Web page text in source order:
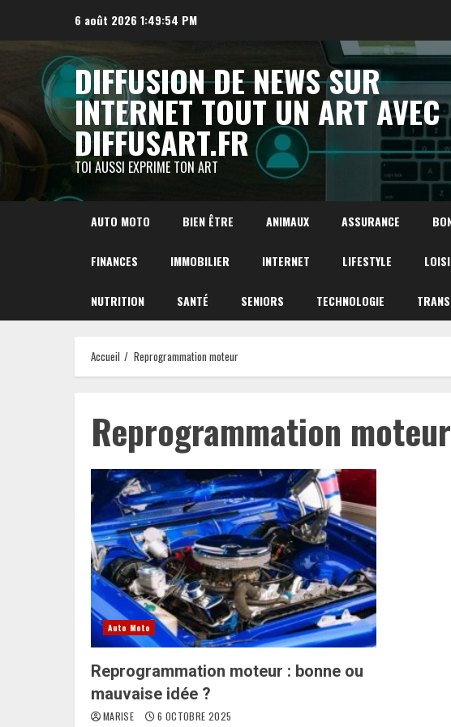
contenu
6 août 2026 1:49:55 PM
DIFFUSION DE NEWS SUR
INTERNET TOUT UN ART AVEC
DIFFUSART.FR
TOI AUSSI EXPRIME TON ART
AUTO MOTO BIEN ÊTRE ANIMAUX ASSURANCE
FINANCES IMMOBILIER INTERNET LIFESTYLE
NUTRITION SANTÉ SENIORS TECHNOLOGIE
Accueil Reprogrammation moteur
Reprogrammation moteur
Auto Moto
Reprogrammation moteur : bonne ou
mauvaise idée ?
MARISE 6 OCTOBRE 2025